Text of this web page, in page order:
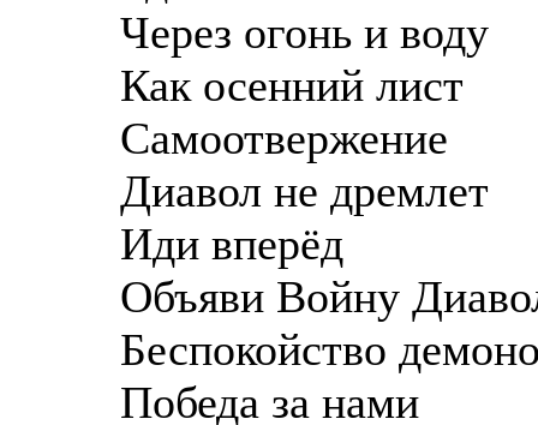
Через огонь и воду
Как осенний лист
Самоотвержение
Диавол не дремлет
Иди вперёд
Объяви Войну
Беспокойство
Победа за нами